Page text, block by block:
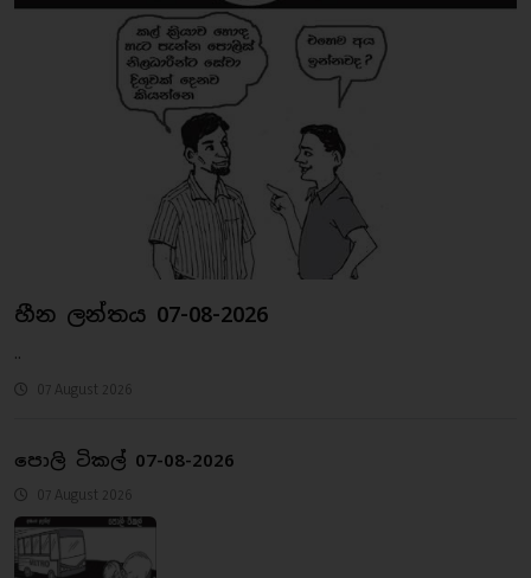
හීන ලන්තය 07-08-2026
..
07 August 2026
පොලි ටිකල් 07-08-2026
07 August 2026